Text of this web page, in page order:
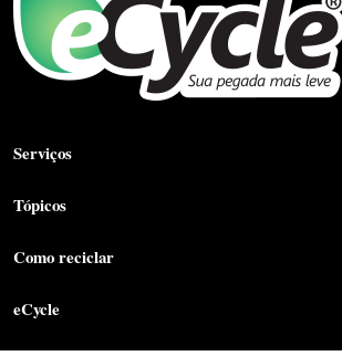
Serviços
Tópicos
Como reciclar
eCycle